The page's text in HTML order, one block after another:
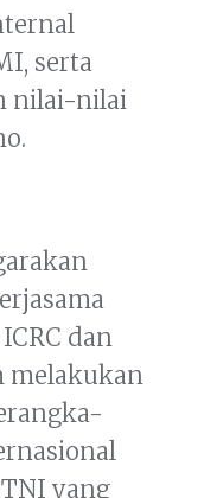
serta
nilai-nilai
dan
melakukan
yang